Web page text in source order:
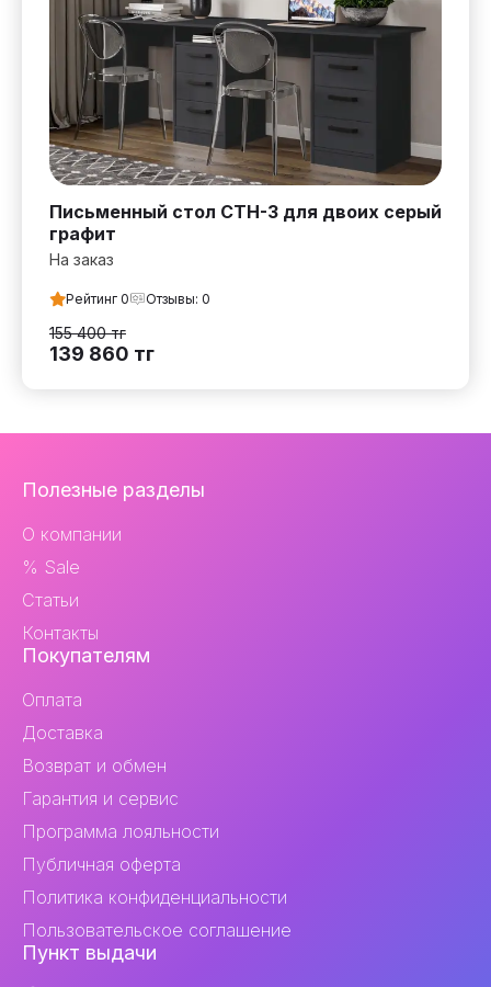
Письменный стол СТН-3 для двоих серый
графит
На заказ
Рейтинг 0 Отзывы: 0
155 400тг
139 860 тг
Навигация
контакты
Полезные разделы
О компании
% Sale
Статьи
Контакты
Покупателям
Оплата
Доставка
Возврат и обмен
Гарантия и сервис
Программа лояльности
Публичная оферта
Политика конфиденциальности
Пользовательское соглашение
Пункт выдачи